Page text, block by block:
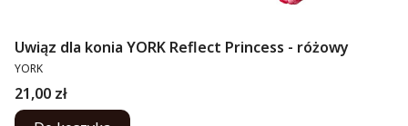
Uwiąz dla konia YORK Reflect Princess - różowy
PRODUCENT
YORK
Cena
21,00 zł